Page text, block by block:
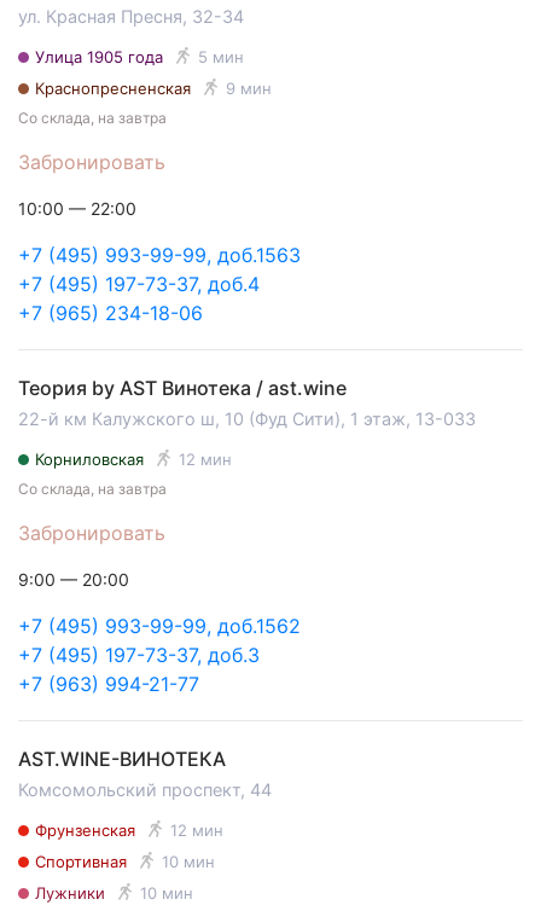
ул. Красная Пресня, 32-34
Улица 1905 года
5 мин
Краснопресненская
9 мин
Забронировать
Со склада, на завтра
+7 (495) 993-99-99, доб.1563
+7 (495) 197-73-37, доб.4
+7 (965) 234-18-06
10:00 — 22:00
Теория by AST Винотека / ast.wine
22-й км Калужского ш, 10 (Фуд Сити), 1 этаж, 13-033
Корниловская 12 мин
Забронировать
Со склада, на завтра
+7 (495) 993-99-99, доб.1562
+7 (495) 197-73-37, доб.3
+7 (963) 994-21-77
9:00 — 20:00
AST.WINE-ВИНОТЕКА
Комсомольский проспект, 44
Фрунзенская
12 мин
Спортивная
10 мин
Лужники
10 мин